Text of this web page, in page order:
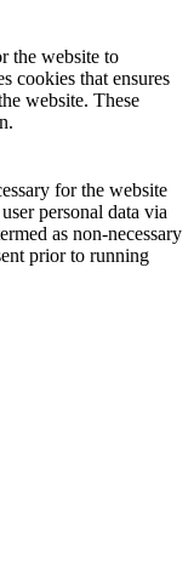
the website to
cookies that ensures
website. These
for the website
personal data via
as non-necessary
prior to running